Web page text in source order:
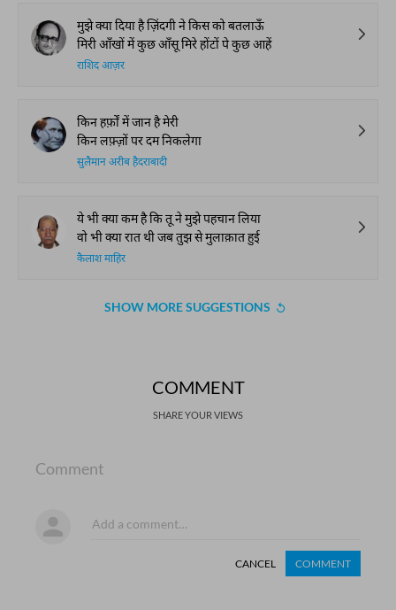
मुझे क्या दिया है ज़िंदगी ने किस को बतलाऊँ
मिरी आँखों में कुछ आँसू मिरे होंटों पे कुछ आहें
राशिद आज़र
किन हर्फ़ों में जान है मेरी
किन लफ़्ज़ों पर दम निकलेगा
सुलैमान अरीब हैदराबादी
ये भी क्या कम है कि तू ने मुझे पहचान लिया
वो भी क्या रात थी जब तुझ से मुलाक़ात हुई
कैलाश माहिर
SHOW MORE SUGGESTIONS
COMMENT
SHARE YOUR VIEWS
Comment
CANCEL COMMENT